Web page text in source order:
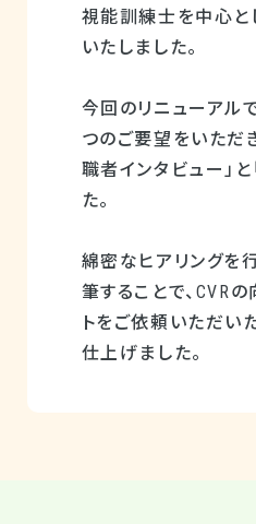
視能訓練士を中心と
いたしました。
今回のリニューアル
つのご要望をいただ
職者インタビュー」
た。
綿密なヒアリングを
筆することで、CVR
トをご依頼いただい
仕上げました。